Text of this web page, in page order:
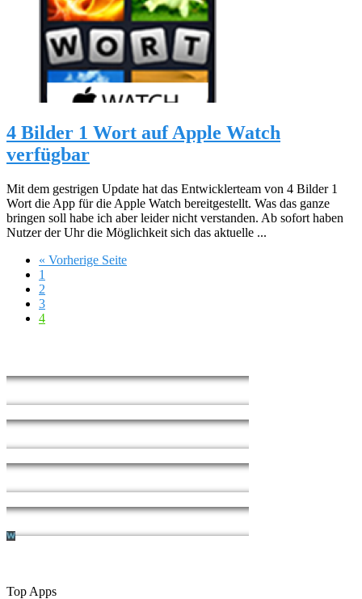
4 Bilder 1 Wort auf Apple Watch
verfügbar
Mit dem gestrigen Update hat das Entwicklerteam von 4 Bilder 1
Wort die App für die Apple Watch bereitgestellt. Was das ganze
bringen soll habe ich aber leider nicht verstanden. Ab sofort haben
Nutzer der Uhr die Möglichkeit sich das aktuelle ...
« Vorherige Seite
1
2
3
4
Top Apps